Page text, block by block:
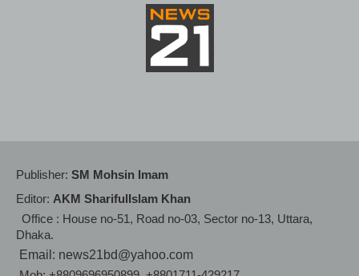
Publisher: SM Mohsin Imam
Editor: AKM SharifulIslam Khan
Office : House no-51, Road no-03, Sector no-13, Uttara,
Dhaka.
Email: news21bd@yahoo.com